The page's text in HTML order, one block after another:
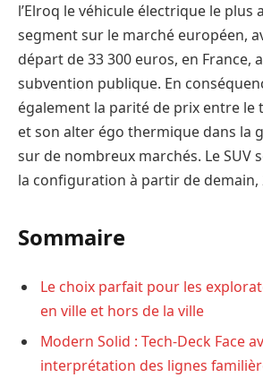
l’Elroq le véhicule électrique le plus
segment sur le marché européen,
départ de 33 300 euros, en France,
subvention publique. En
également la parité de prix entre le
et son alter égo thermique dans la
sur de nombreux marchés. Le SUV
la configuration à partir de demain,
Sommaire
Le choix parfait pour les
en ville et hors de la ville
Modern Solid : Tech-Deck Face
interprétation des lignes